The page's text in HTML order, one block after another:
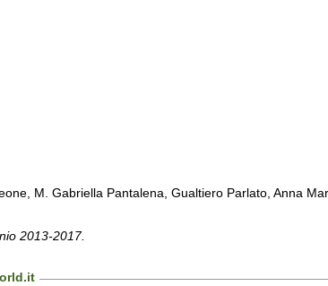
M. Gabriella Pantalena, Gualtiero Parlato, Anna
2013-2017.